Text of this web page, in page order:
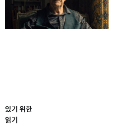
있기 위한
읽기